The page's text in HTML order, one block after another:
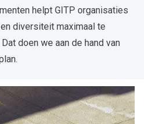
helpt GITP organisaties
diversiteit maximaal te
doen we aan de hand van